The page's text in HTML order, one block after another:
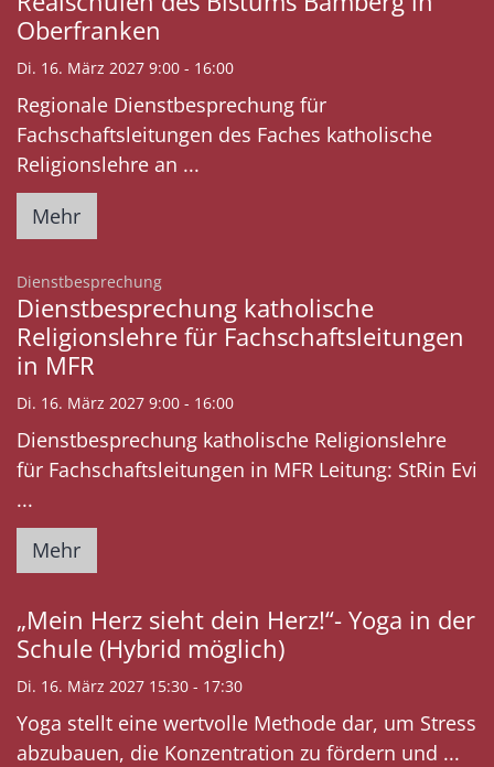
Oberfranken
Di. 16. März 2027 9:00 - 16:00
Regionale Dienstbesprechung für
Fachschaftsleitungen des Faches katholische
Religionslehre an ...
Mehr
Dienstbesprechung:
Dienstbesprechung katholische
Religionslehre für Fachschaftsleitungen
in MFR
Di. 16. März 2027 9:00 - 16:00
Dienstbesprechung katholische Religionslehre
für Fachschaftsleitungen in MFR Leitung: StRin Evi
...
Mehr
„Mein Herz sieht dein Herz!“- Yoga in der
Schule (Hybrid möglich)
Di. 16. März 2027 15:30 - 17:30
Yoga stellt eine wertvolle Methode dar, um Stress
abzubauen, die Konzentration zu fördern und ...